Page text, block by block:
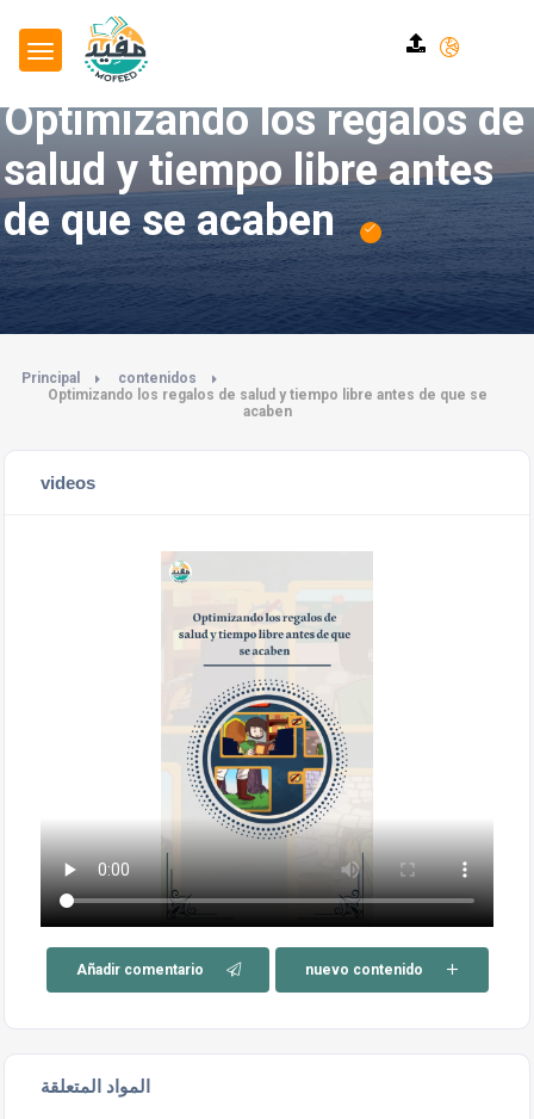
Optimizando los regalos de
salud y tiempo libre antes
de que se acaben
Principal
contenidos
Optimizando los regalos de salud y tiempo libre antes de que se
acaben
videos
Añadir comentario nuevo contenido
المواد المتعلقة